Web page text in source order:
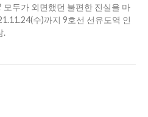
두가 외면했던 불편한 진실을 마
수)까지 9호선 선유도역 인
.